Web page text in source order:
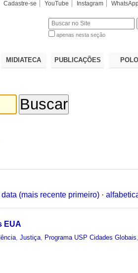
Cadastre-se YouTube Instagram
apenas nesta seção
MIDIATECA PUBLICAÇÕES
data (mais recente primeiro) ·
EUA
,Justiça Programa USP Cidades Globais